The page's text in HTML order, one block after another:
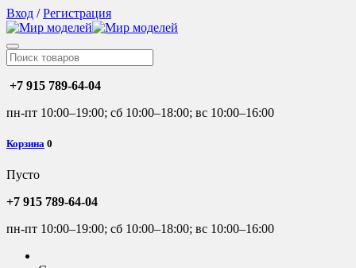
Вход /Регистрация
+7 915 789-64-04
пн-пт 10:00–19:00; сб 10:00–18:00; вс 10:00–16:00
Корзина 0
Пусто
+7 915 789-64-04
пн-пт 10:00–19:00; сб 10:00–18:00; вс 10:00–16:00